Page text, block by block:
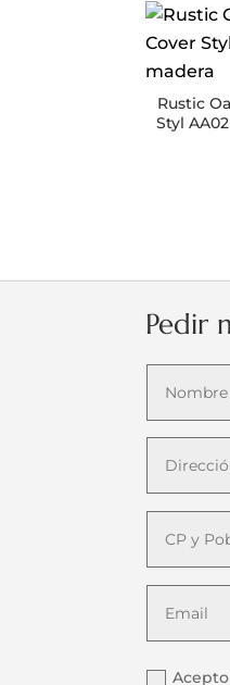
Rustic
Styl
Pedir